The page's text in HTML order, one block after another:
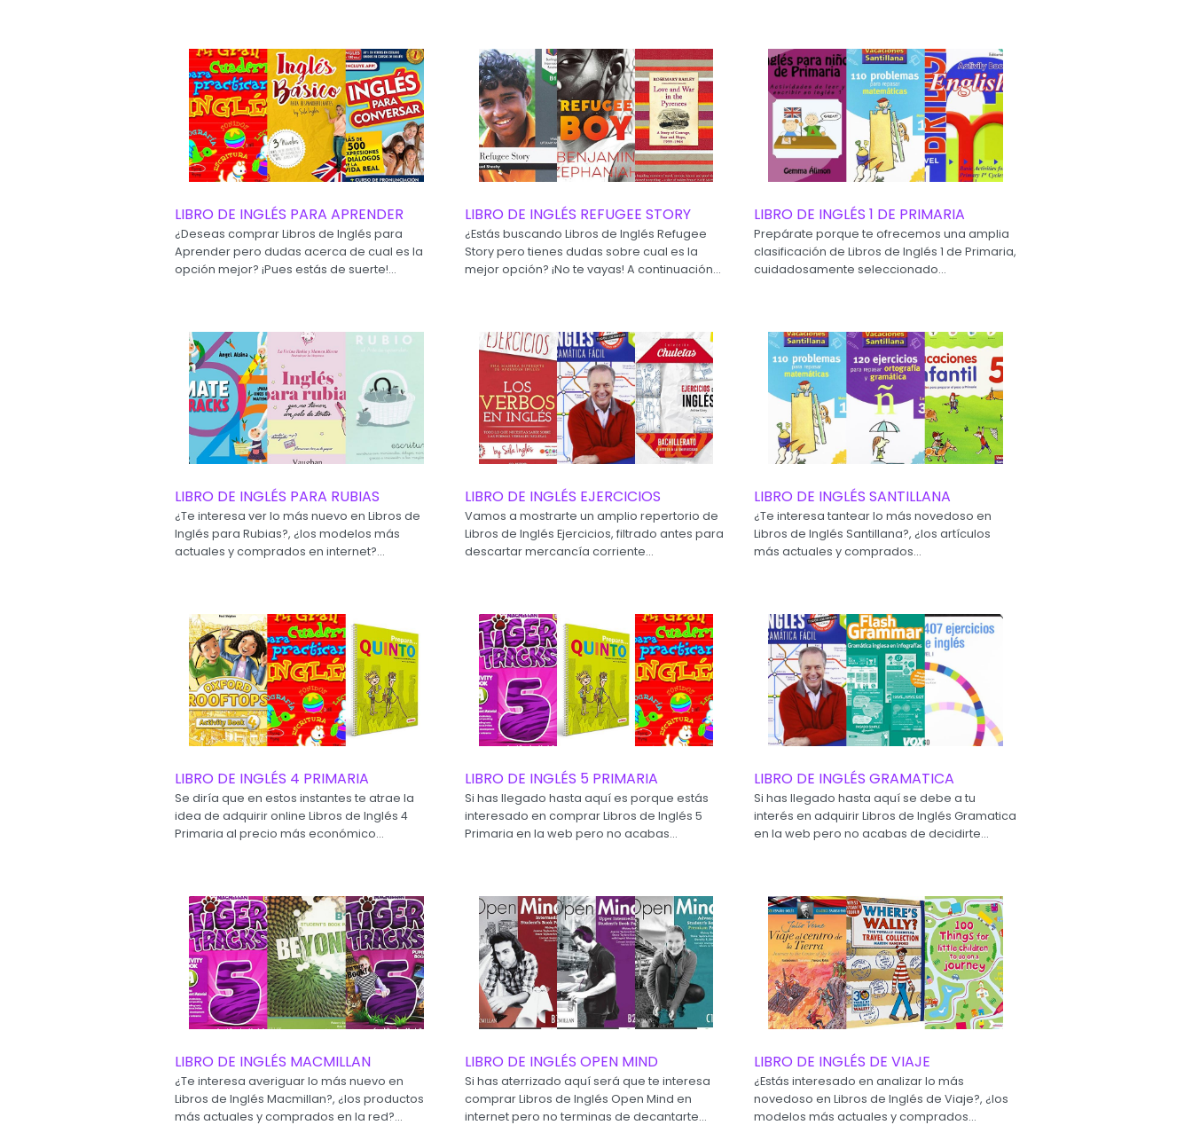
LIBRO DE INGLÉS PARA APRENDER
¿Deseas comprar Libros de Inglés para
Aprender pero dudas acerca de cual es la
opción mejor? ¡Pues estás de suerte!...
LIBRO DE INGLÉS REFUGEE STORY
¿Estás buscando Libros de Inglés Refugee
Story pero tienes dudas sobre cual es la
mejor opción? ¡No te vayas! A continuación...
LIBRO DE INGLÉS 1 DE PRIMARIA
Prepárate porque te ofrecemos una amplia
clasificación de Libros de Inglés 1 de Primaria,
cuidadosamente seleccionado...
LIBRO DE INGLÉS PARA RUBIAS
¿Te interesa ver lo más nuevo en Libros de
Inglés para Rubias?, ¿los modelos más
actuales y comprados en internet?...
LIBRO DE INGLÉS EJERCICIOS
Vamos a mostrarte un amplio repertorio de
Libros de Inglés Ejercicios, filtrado antes para
descartar mercancía corriente...
LIBRO DE INGLÉS SANTILLANA
¿Te interesa tantear lo más novedoso en
Libros de Inglés Santillana?, ¿los artículos
más actuales y comprados...
LIBRO DE INGLÉS 4 PRIMARIA
Se diría que en estos instantes te atrae la
idea de adquirir online Libros de Inglés 4
Primaria al precio más económico...
LIBRO DE INGLÉS 5 PRIMARIA
Si has llegado hasta aquí es porque estás
interesado en comprar Libros de Inglés 5
Primaria en la web pero no acabas...
LIBRO DE INGLÉS GRAMATICA
Si has llegado hasta aquí se debe a tu
interés en adquirir Libros de Inglés Gramatica
en la web pero no acabas de decidirte...
LIBRO DE INGLÉS MACMILLAN
¿Te interesa averiguar lo más nuevo en
Libros de Inglés Macmillan?, ¿los productos
más actuales y comprados en la red?...
LIBRO DE INGLÉS OPEN MIND
Si has aterrizado aquí será que te interesa
comprar Libros de Inglés Open Mind en
internet pero no terminas de decantarte...
LIBRO DE INGLÉS DE VIAJE
¿Estás interesado en analizar lo más
novedoso en Libros de Inglés de Viaje?, ¿los
modelos más actuales y comprados...